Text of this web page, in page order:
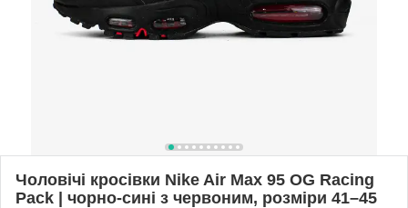
Чоловічі кросівки Nike Air Max 95 OG Racing
Pack | чорно-сині з червоним, розміри 41–45